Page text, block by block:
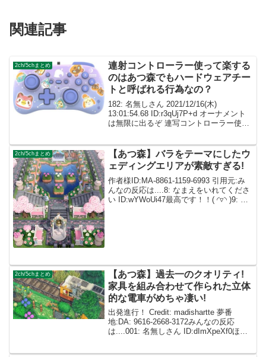
関連記事
2ch/5chまとめ
連射コントローラー使って楽する
のはあつ森でもハードウェアチー
トと呼ばれる行為なの？
182: 名無しさん 2021/12/16(木)
13:01:54.68 ID:r3qUj7P+d オーナメント
は無限に出るぞ 連写コントローラー使う
2ch/5chまとめ
【あつ森】バラをテーマにしたウ
ェディングエリアが素敵すぎる!
作者様ID:MA-8861-1159-6993 引用元:み
んなの反応は....8: なまえをいれてくださ
い ID:wYWoUi47最高です！！( ◜▿◝ )9: な
2ch/5chまとめ
【あつ森】過去一のクオリティ!
家具を組み合わせて作られた立体
的な電車がめちゃ凄い!
出発進行！ Credit: madishartte 夢番
地:DA: 9616-2668-3172みんなの反応
は....001: 名無しさん ID:dImXpeXf0ほう